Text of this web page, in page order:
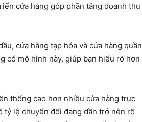
cửa hàng góp phần tăng doanh thu
cửa hàng tạp hóa và cửa hàng quần
có mô hình này, giúp bạn hiểu rõ hơn
thống cao hơn nhiều cửa hàng trực
tỷ lệ chuyển đổi đang dần trở nên rõ